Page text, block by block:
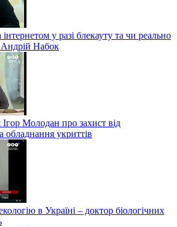
у разі блекауту та чи реально
Набок
Молодан про захист від
обладнання укриттів
в Україні – доктор біологічних